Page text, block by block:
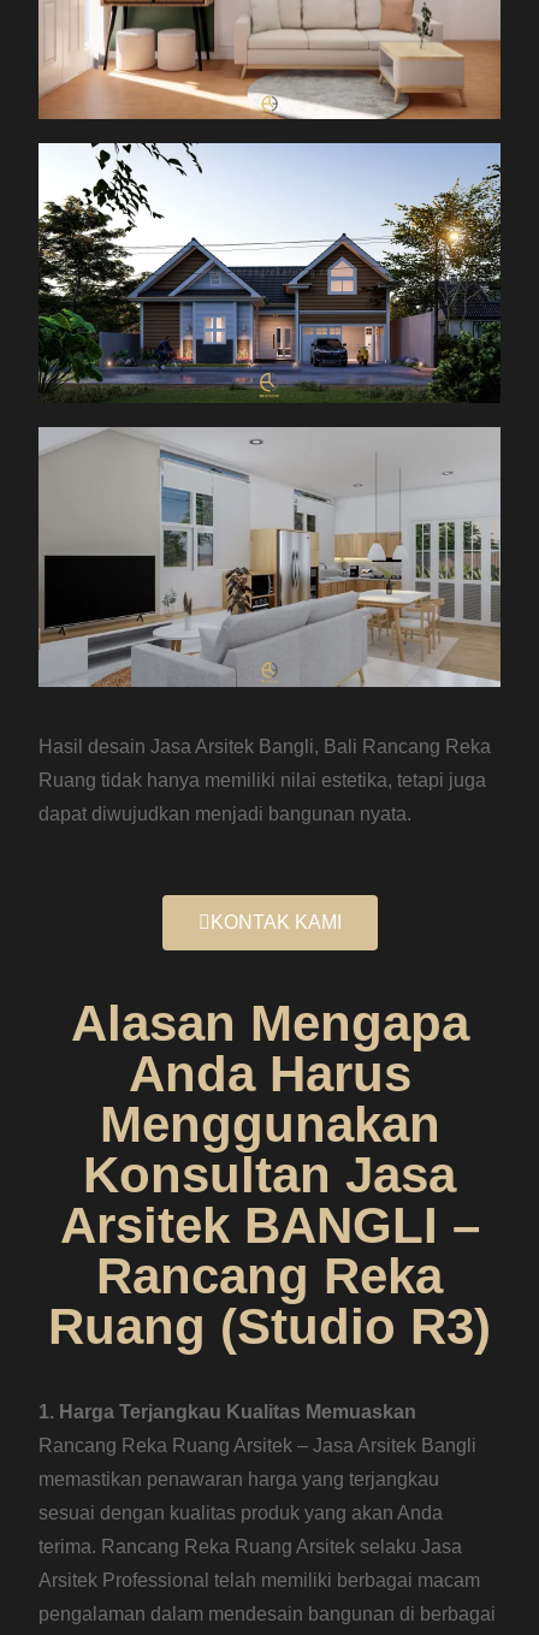
Hasil desain Jasa Arsitek Bangli, Bali Rancang Reka
Ruang tidak hanya memiliki nilai estetika, tetapi juga
dapat diwujudkan menjadi bangunan nyata.
KONTAK KAMI
Alasan Mengapa
Anda Harus
Menggunakan
Konsultan Jasa
Arsitek BANGLI –
Rancang Reka
Ruang (Studio R3)
1. Harga Terjangkau Kualitas Memuaskan
Rancang Reka Ruang Arsitek – Jasa Arsitek Bangli
memastikan penawaran harga yang terjangkau
sesuai dengan kualitas produk yang akan Anda
terima. Rancang Reka Ruang Arsitek selaku Jasa
Arsitek Professional telah memiliki berbagai macam
pengalaman dalam mendesain bangunan di berbagai